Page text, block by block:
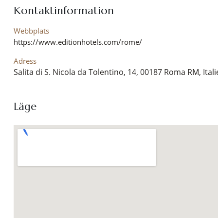
Kontaktinformation
Webbplats
https://www.editionhotels.com/rome/
Adress
Salita di S. Nicola da Tolentino, 14, 00187 Roma RM,
Läge